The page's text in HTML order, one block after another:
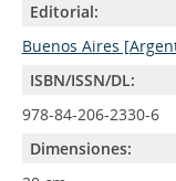
Editorial:
Buenos Aires
ISBN/ISSN/DL:
978-84-206-2330-6
Dimensiones: